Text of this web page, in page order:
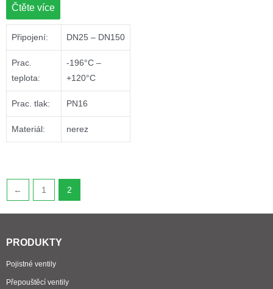
Čtěte více
Připojení: DN25 – DN150
Prac.
teplota:
-196°C –
+120°C
Prac. tlak: PN16
Materiál: nerez
← 1 2
PRODUKTY
Pojistné ventily
Přepouštěcí ventily